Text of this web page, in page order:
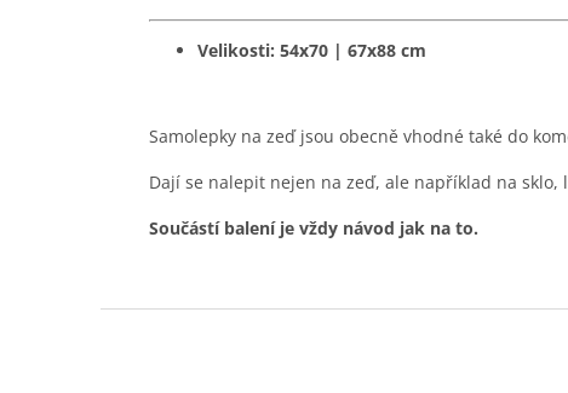
Velikosti: 54x70 | 67x88 cm
Samolepky na zeď jsou obecně vhodné také do
Dají se nalepit nejen na zeď, ale například na
Součástí balení je vždy návod jak na to.